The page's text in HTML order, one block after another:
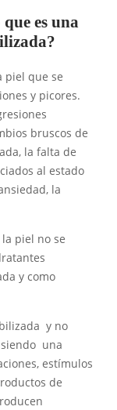
es una
piel que se
y picores.
bruscos de
la falta de
al estado
la
piel no se
y como
y no
una
estímulos
de